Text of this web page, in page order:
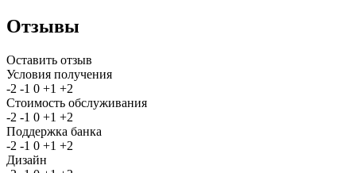
Отзывы
Оставить отзыв
Условия получения
-2 -1 0 +1 +2
Стоимость обслуживания
-2 -1 0 +1 +2
Поддержка банка
-2 -1 0 +1 +2
Дизайн